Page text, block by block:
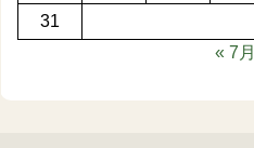
31
« 7月